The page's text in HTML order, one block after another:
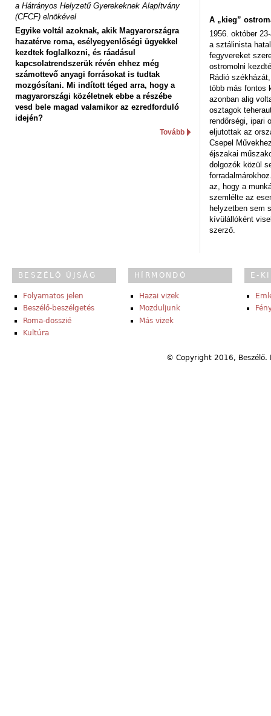
a Hátrányos Helyzetű Gyerekeknek Alapítvány
(CFCF) elnökével
Egyike voltál azoknak, akik Magyarországra
hazatérve roma, esélyegyenlőségi ügyekkel
kezdtek foglalkozni, és ráadásul
kapcsolatrendszerük révén ehhez még
számottevő anyagi forrásokat is tudtak
mozgósítani. Mi indított téged arra, hogy a
magyarországi közéletnek ebbe a részébe
vesd bele magad valamikor az ezredforduló
idején?
Tovább
A „kieg”
1956. október
a sztálinista
fegyvereket
ostromolni
Rádió
több más fontos
azonban alig
osztagok
rendőrségi, ipari
eljutottak az
Csepel
éjszakai
dolgozók közül
az, hogy a
szemlélte az
helyzetben sem
kívülállóként
szerző.
BESZÉLŐ ÚJSÁG
Folyamatos jelen
Beszélő-beszélgetés
Roma-dosszié
Kultúra
HÍRMONDÓ
Hazai vizek
Mozduljunk
Más vizek
E-
© Copyright 2016,